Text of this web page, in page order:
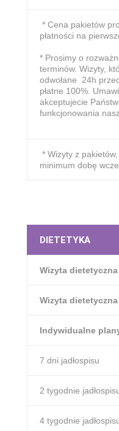
* Cena pakietów
płatności na
* Prosimy o
terminów. Wizyty,
odwołane 24h
płatne 100%.
akceptujecie
funkcjonowania
* Wizyty z
minimum dobę
DIETETYKA
Wizyta dietetyczna
Wizyta
Indywidualne
7 dni jadłospisu
2 tygodnie
4 tygodnie